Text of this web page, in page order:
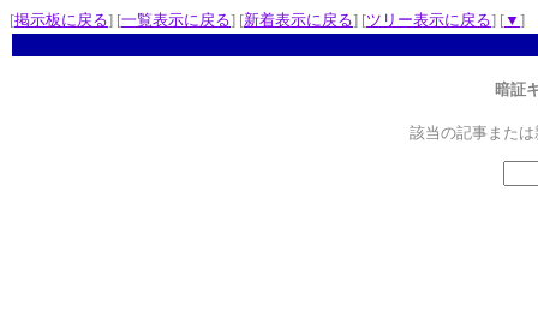
[掲示板に戻る] [一覧表示に戻る] [新着表示に戻る] [ツリー表示に戻る] [▼ ]
暗証
該当の記事また